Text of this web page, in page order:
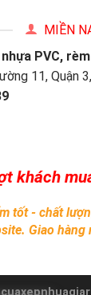
MIỀN
PVC,
11, Quận
khách
tốt - chất
Giao hàng